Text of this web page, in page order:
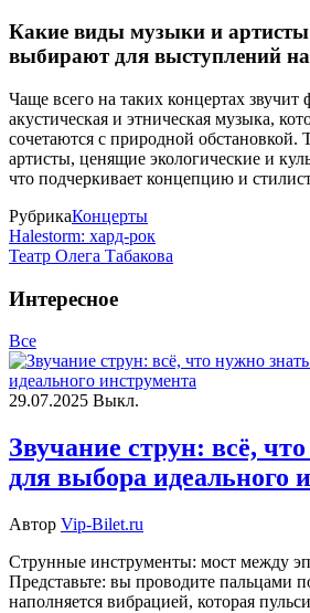
Какие виды музыки и артисты
выбирают для выступлений на
Чаще всего на таких концертах звучит
акустическая и этническая музыка,
сочетаются с природной обстановкой.
артисты, ценящие экологические и
что подчеркивает концепцию и
РубрикаКонцерты
Halestorm: хард-рок
Театр Олега Табакова
Интересное
Все
29.07.2025 Выкл.
Звучание струн: всё,
для выбора идеального
Автор Vip-Bilet.ru
Струнные инструменты: мост между
Представьте: вы проводите пальцами
наполняется вибрацией, которая